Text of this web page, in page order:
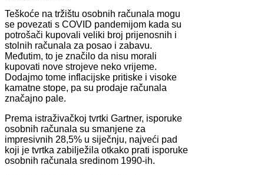
Teškoće na tržištu osobnih računala mogu
se povezati s COVID pandemijom kada su
potrošači kupovali veliki broj prijenosnih i
stolnih računala za posao i zabavu.
Međutim, to je značilo da nisu morali
kupovati nove strojeve neko vrijeme.
Dodajmo tome inflacijske pritiske i visoke
kamatne stope, pa su prodaje računala
značajno pale.
Prema istraživačkoj tvrtki Gartner, isporuke
osobnih računala su smanjene za
impresivnih 28,5% u siječnju, najveći pad
koji je tvrtka zabilježila otkako prati isporuke
osobnih računala sredinom 1990-ih.